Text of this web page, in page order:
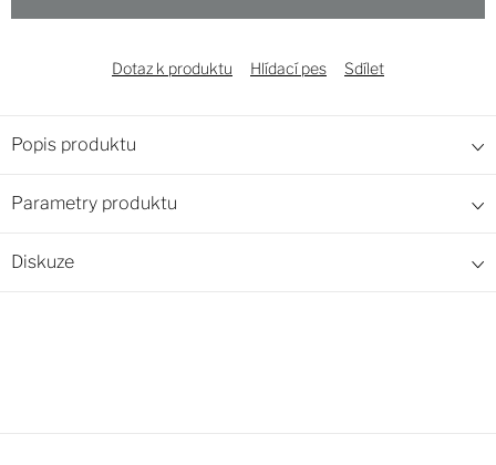
Dotaz k produktu Hlídací pes Sdílet
Popis produktu
Parametry produktu
Diskuze